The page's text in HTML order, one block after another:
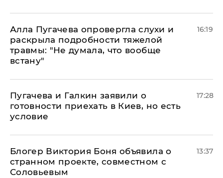
Алла Пугачева опровергла слухи и
раскрыла подробности тяжелой
травмы: "Не думала, что вообще
встану"
16:19
Пугачева и Галкин заявили о
готовности приехать в Киев, но есть
условие
17:28
Блогер Виктория Боня объявила о
странном проекте, совместном с
Соловьевым
13:37